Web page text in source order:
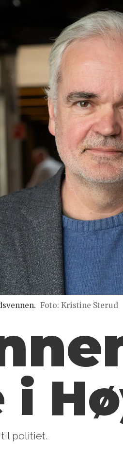
Foto: Kristine Sterud
i
politiet.